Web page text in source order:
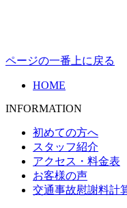
ページの一番上に戻る
HOME
INFORMATION
初めての方へ
スタッフ紹介
アクセス・料金表
お客様の声
交通事故慰謝料計